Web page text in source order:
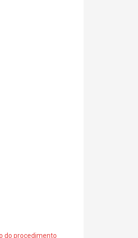
do procedimento